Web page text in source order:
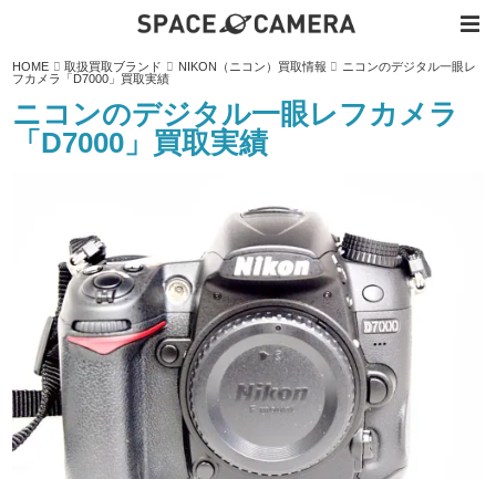
容
キ
ッ
プ
HOME 取扱買取ブランド NIKON（ニコン）買取情報
ニコンのデジタル一眼レ
フカメラ「D7000」買取実績
ニコンのデジタル一眼レフカメラ
「D7000」買取実績